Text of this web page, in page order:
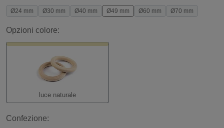
Ø24 mm Ø30 mm Ø40 mm Ø49 mm Ø60 mm Ø70 mm
Opzioni colore:
luce naturale
Confezione: